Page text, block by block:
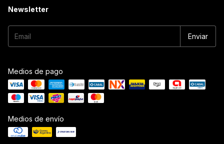
Newsletter
Medios de pago
Medios de envío